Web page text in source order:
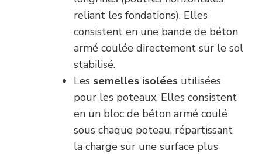
reliant les fondations). Elles
consistent en une bande de béton
armé coulée directement sur le sol
stabilisé.
Les semelles isolées utilisées
pour les poteaux. Elles consistent
en un bloc de béton armé coulé
sous chaque poteau, répartissant
la charge sur une surface plus